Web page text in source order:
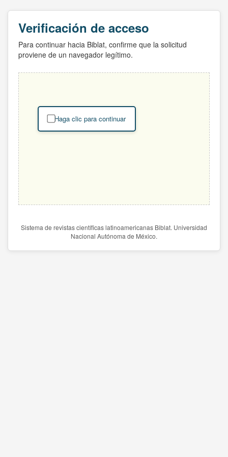
Verificación de acceso
Para continuar hacia Biblat, confirme que la solicitud
proviene de un navegador legítimo.
Haga clic para continuar
Sistema de revistas científicas latinoamericanas Biblat. Universidad
Nacional Autónoma de México.